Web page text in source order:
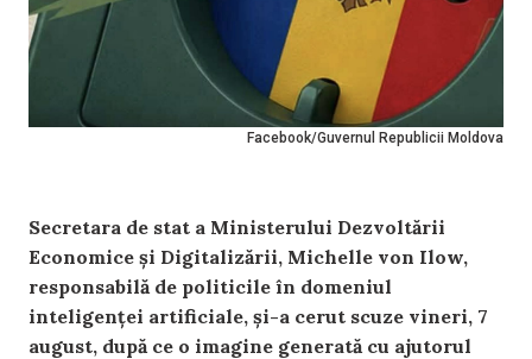
Facebook/Guvernul Republicii Moldova
Secretara de stat a Ministerului Dezvoltării
Economice și Digitalizării, Michelle von Ilow,
responsabilă de politicile în domeniul
inteligenței artificiale, și-a cerut scuze vineri, 7
august, după ce o imagine generată cu ajutorul